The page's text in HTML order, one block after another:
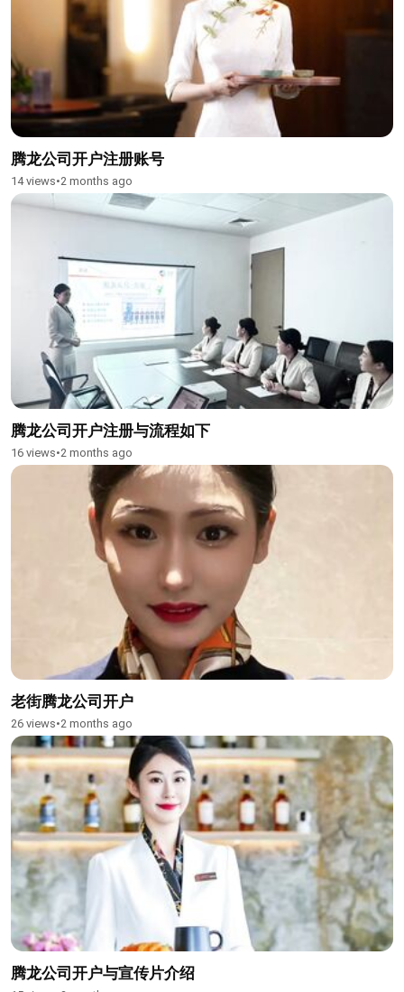
腾龙公司开户注册账号
14 views•2 months ago
腾龙公司开户注册与流程如下
16 views•2 months ago
老街腾龙公司开户
26 views•2 months ago
腾龙公司开户与宣传片介绍